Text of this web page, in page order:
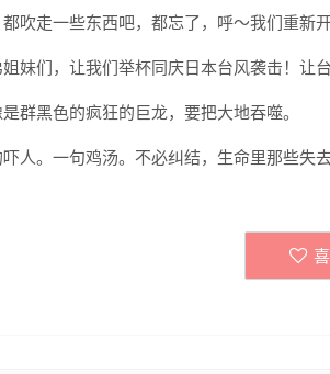
吹走一些东西吧，都忘了，呼～我们重新
妹们，让我们举杯同庆日本台风袭击！让
群黑色的疯狂的巨龙，要把大地吞噬。
人。一句鸡汤。不必纠结，生命里那些失